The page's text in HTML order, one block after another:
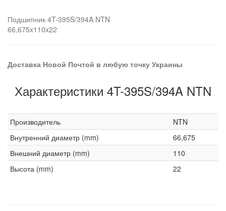
Подшипник 4T-395S/394A NTN
66,675x110x22
Доставка Новой Почтой в любую точку Украины
Характеристики 4T-395S/394A NTN
Производитель
NTN
Внутренний диаметр (mm)
66,675
Внешний диаметр (mm)
110
Высота (mm)
22